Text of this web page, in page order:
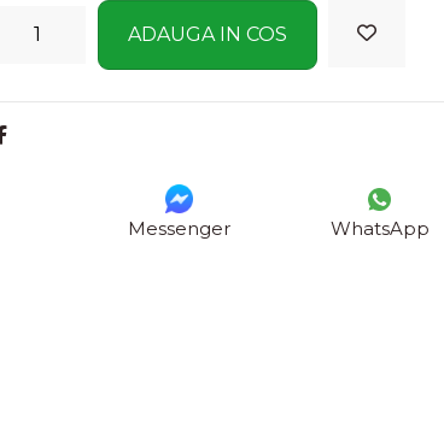
ADAUGA IN COS
Messenger WhatsApp